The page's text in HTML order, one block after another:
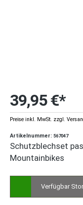
39,95 €*
Preise inkl. MwSt. zzgl.
Artikelnummer: 567047
Schutzblechset
Mountainbikes
Verfügbar